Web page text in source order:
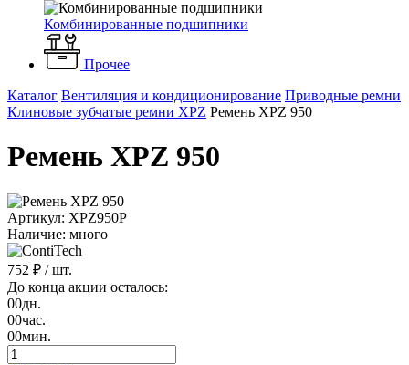
Комбинированные подшипники
Прочее
Каталог Вентиляция и кондиционирование Приводные ремни
Клиновые зубчатые ремни XPZ Ремень XPZ 950
Ремень XPZ 950
Артикул: XPZ950P
Наличие: много
752 ₽ / шт.
До конца акции осталось:
00дн.
00час.
00мин.